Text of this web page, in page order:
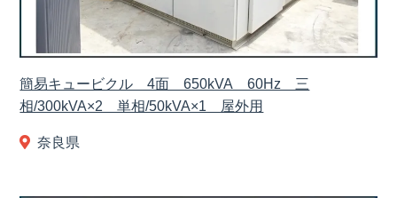
簡易キュービクル 4面 650kVA 60Hz 三
相/300kVA×2 単相/50kVA×1 屋外用
奈良県